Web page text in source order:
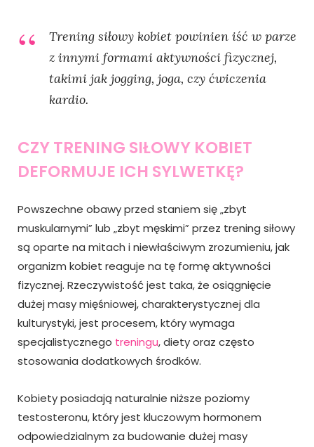
Trening siłowy kobiet powinien iść w parze
z innymi formami aktywności fizycznej,
takimi jak jogging, joga, czy ćwiczenia
kardio.
CZY TRENING SIŁOWY KOBIET
DEFORMUJE ICH SYLWETKĘ?
Powszechne obawy przed staniem się „zbyt
muskularnymi” lub „zbyt męskimi” przez trening siłowy
są oparte na mitach i niewłaściwym zrozumieniu, jak
organizm kobiet reaguje na tę formę aktywności
fizycznej. Rzeczywistość jest taka, że osiągnięcie
dużej masy mięśniowej, charakterystycznej dla
kulturystyki, jest procesem, który wymaga
specjalistycznego treningu, diety oraz często
stosowania dodatkowych środków.
Kobiety posiadają naturalnie niższe poziomy
testosteronu, który jest kluczowym hormonem
odpowiedzialnym za budowanie dużej masy